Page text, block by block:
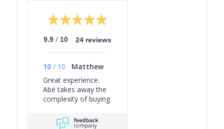
9.9 / 10 24 reviews
10 / 10
Matthew
Great experience.
Abé takes away the
complexity of buying
Côte D'Azur, guiding